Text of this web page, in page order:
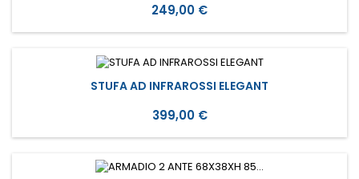
Prezzo
249,00 €
STUFA AD INFRAROSSI ELEGANT
Prezzo
399,00 €